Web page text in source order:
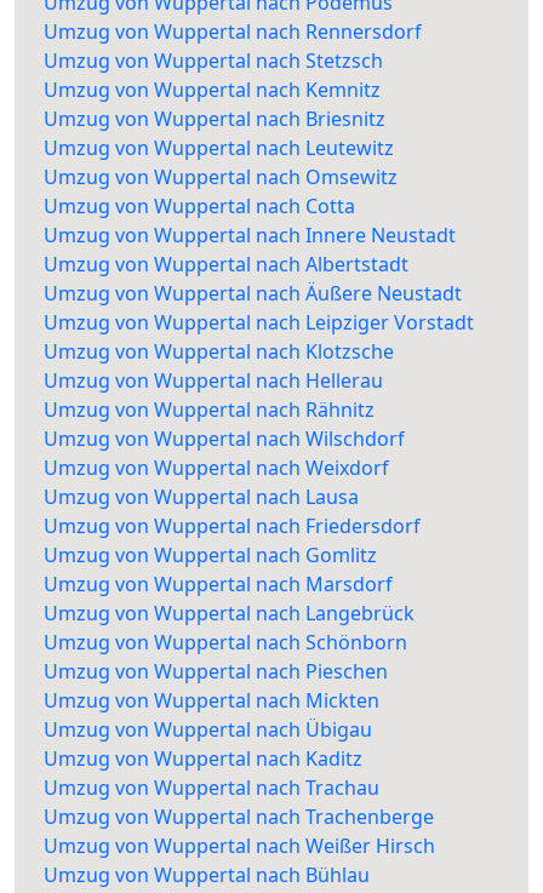
Umzug von Wuppertal nach Rennersdorf
Umzug von Wuppertal nach Stetzsch
Umzug von Wuppertal nach Kemnitz
Umzug von Wuppertal nach Briesnitz
Umzug von Wuppertal nach Leutewitz
Umzug von Wuppertal nach Omsewitz
Umzug von Wuppertal nach Cotta
Umzug von Wuppertal nach Innere Neustadt
Umzug von Wuppertal nach Albertstadt
Umzug von Wuppertal nach Äußere Neustadt
Umzug von Wuppertal nach Leipziger Vorstadt
Umzug von Wuppertal nach Klotzsche
Umzug von Wuppertal nach Hellerau
Umzug von Wuppertal nach Rähnitz
Umzug von Wuppertal nach Wilschdorf
Umzug von Wuppertal nach Weixdorf
Umzug von Wuppertal nach Lausa
Umzug von Wuppertal nach Friedersdorf
Umzug von Wuppertal nach Gomlitz
Umzug von Wuppertal nach Marsdorf
Umzug von Wuppertal nach Langebrück
Umzug von Wuppertal nach Schönborn
Umzug von Wuppertal nach Pieschen
Umzug von Wuppertal nach Mickten
Umzug von Wuppertal nach Übigau
Umzug von Wuppertal nach Kaditz
Umzug von Wuppertal nach Trachau
Umzug von Wuppertal nach Trachenberge
Umzug von Wuppertal nach Weißer Hirsch
Umzug von Wuppertal nach Bühlau